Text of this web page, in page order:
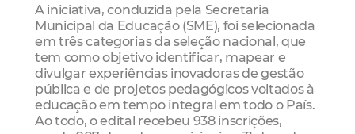
A iniciativa, conduzida pela Secretaria
Municipal da Educação (SME), foi selecionada
em três categorias da seleção nacional, que
tem como objetivo identificar, mapear e
divulgar experiências inovadoras de gestão
pública e de projetos pedagógicos voltados à
educação em tempo integral em todo o País.
Ao todo, o edital recebeu 938 inscrições,